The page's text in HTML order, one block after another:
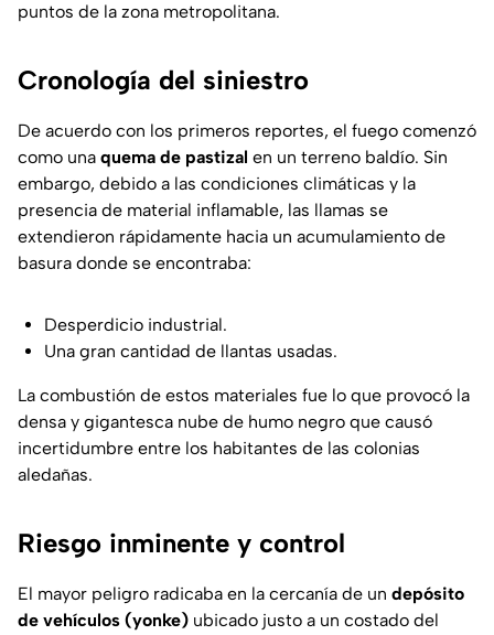
puntos de la zona metropolitana.
Cronología del siniestro
De acuerdo con los primeros reportes, el fuego comenzó
como una quema de pastizal en un terreno baldío. Sin
embargo, debido a las condiciones climáticas y la
presencia de material inflamable, las llamas se
extendieron rápidamente hacia un acumulamiento de
basura donde se encontraba:
Desperdicio industrial.
Una gran cantidad de llantas usadas.
La combustión de estos materiales fue lo que provocó la
densa y gigantesca nube de humo negro que causó
incertidumbre entre los habitantes de las colonias
aledañas.
Riesgo inminente y control
El mayor peligro radicaba en la cercanía de un depósito
de vehículos (yonke) ubicado justo a un costado del